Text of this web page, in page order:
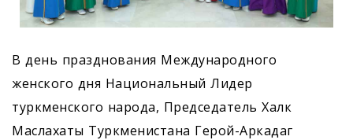
В день празднования Международного
женского дня Национальный Лидер
туркменского народа, Председатель Халк
Маслахаты Туркменистана Герой-Аркадаг